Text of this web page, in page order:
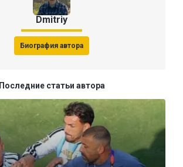
Dmitriy
Биография автора
Последние статьи автора